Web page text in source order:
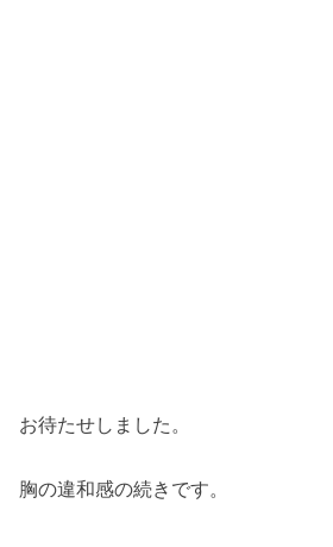
お待たせしました。
胸の違和感の続きです。